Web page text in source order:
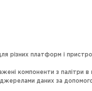
різних платформ і
компоненти з палітри в
даних за